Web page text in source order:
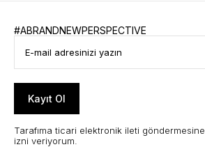
#ABRANDNEWPERSPECTIVE
Kayıt Ol
Tarafıma ticari elektronik ileti göndermesine
izni veriyorum.